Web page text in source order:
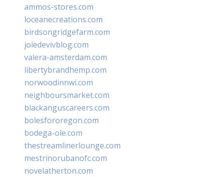
ammos-stores.com
loceanecreations.com
birdsongridgefarm.com
joiedevivblog.com
valera-amsterdam.com
libertybrandhemp.com
norwoodinnwi.com
neighboursmarket.com
blackanguscareers.com
bolesfororegon.com
bodega-ole.com
thestreamlinerlounge.com
mestrinorubanofc.com
novelatherton.com